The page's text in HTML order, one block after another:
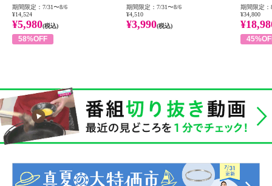
期間限定：7/31〜8/6
¥14,524
¥5,980(税込)
58%OFF
期間限定：7/31〜8/6
¥4,510
¥3,990(税込)
期間限定：
¥34,800